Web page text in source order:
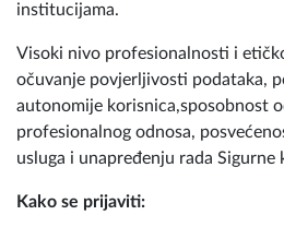
institucijama.
Visoki nivo profesionalnosti i
očuvanje povjerljivosti podataka,
autonomije korisnica,sposobnost
profesionalnog odnosa,
usluga i unapređenju rada Sigurne
Kako se prijaviti: